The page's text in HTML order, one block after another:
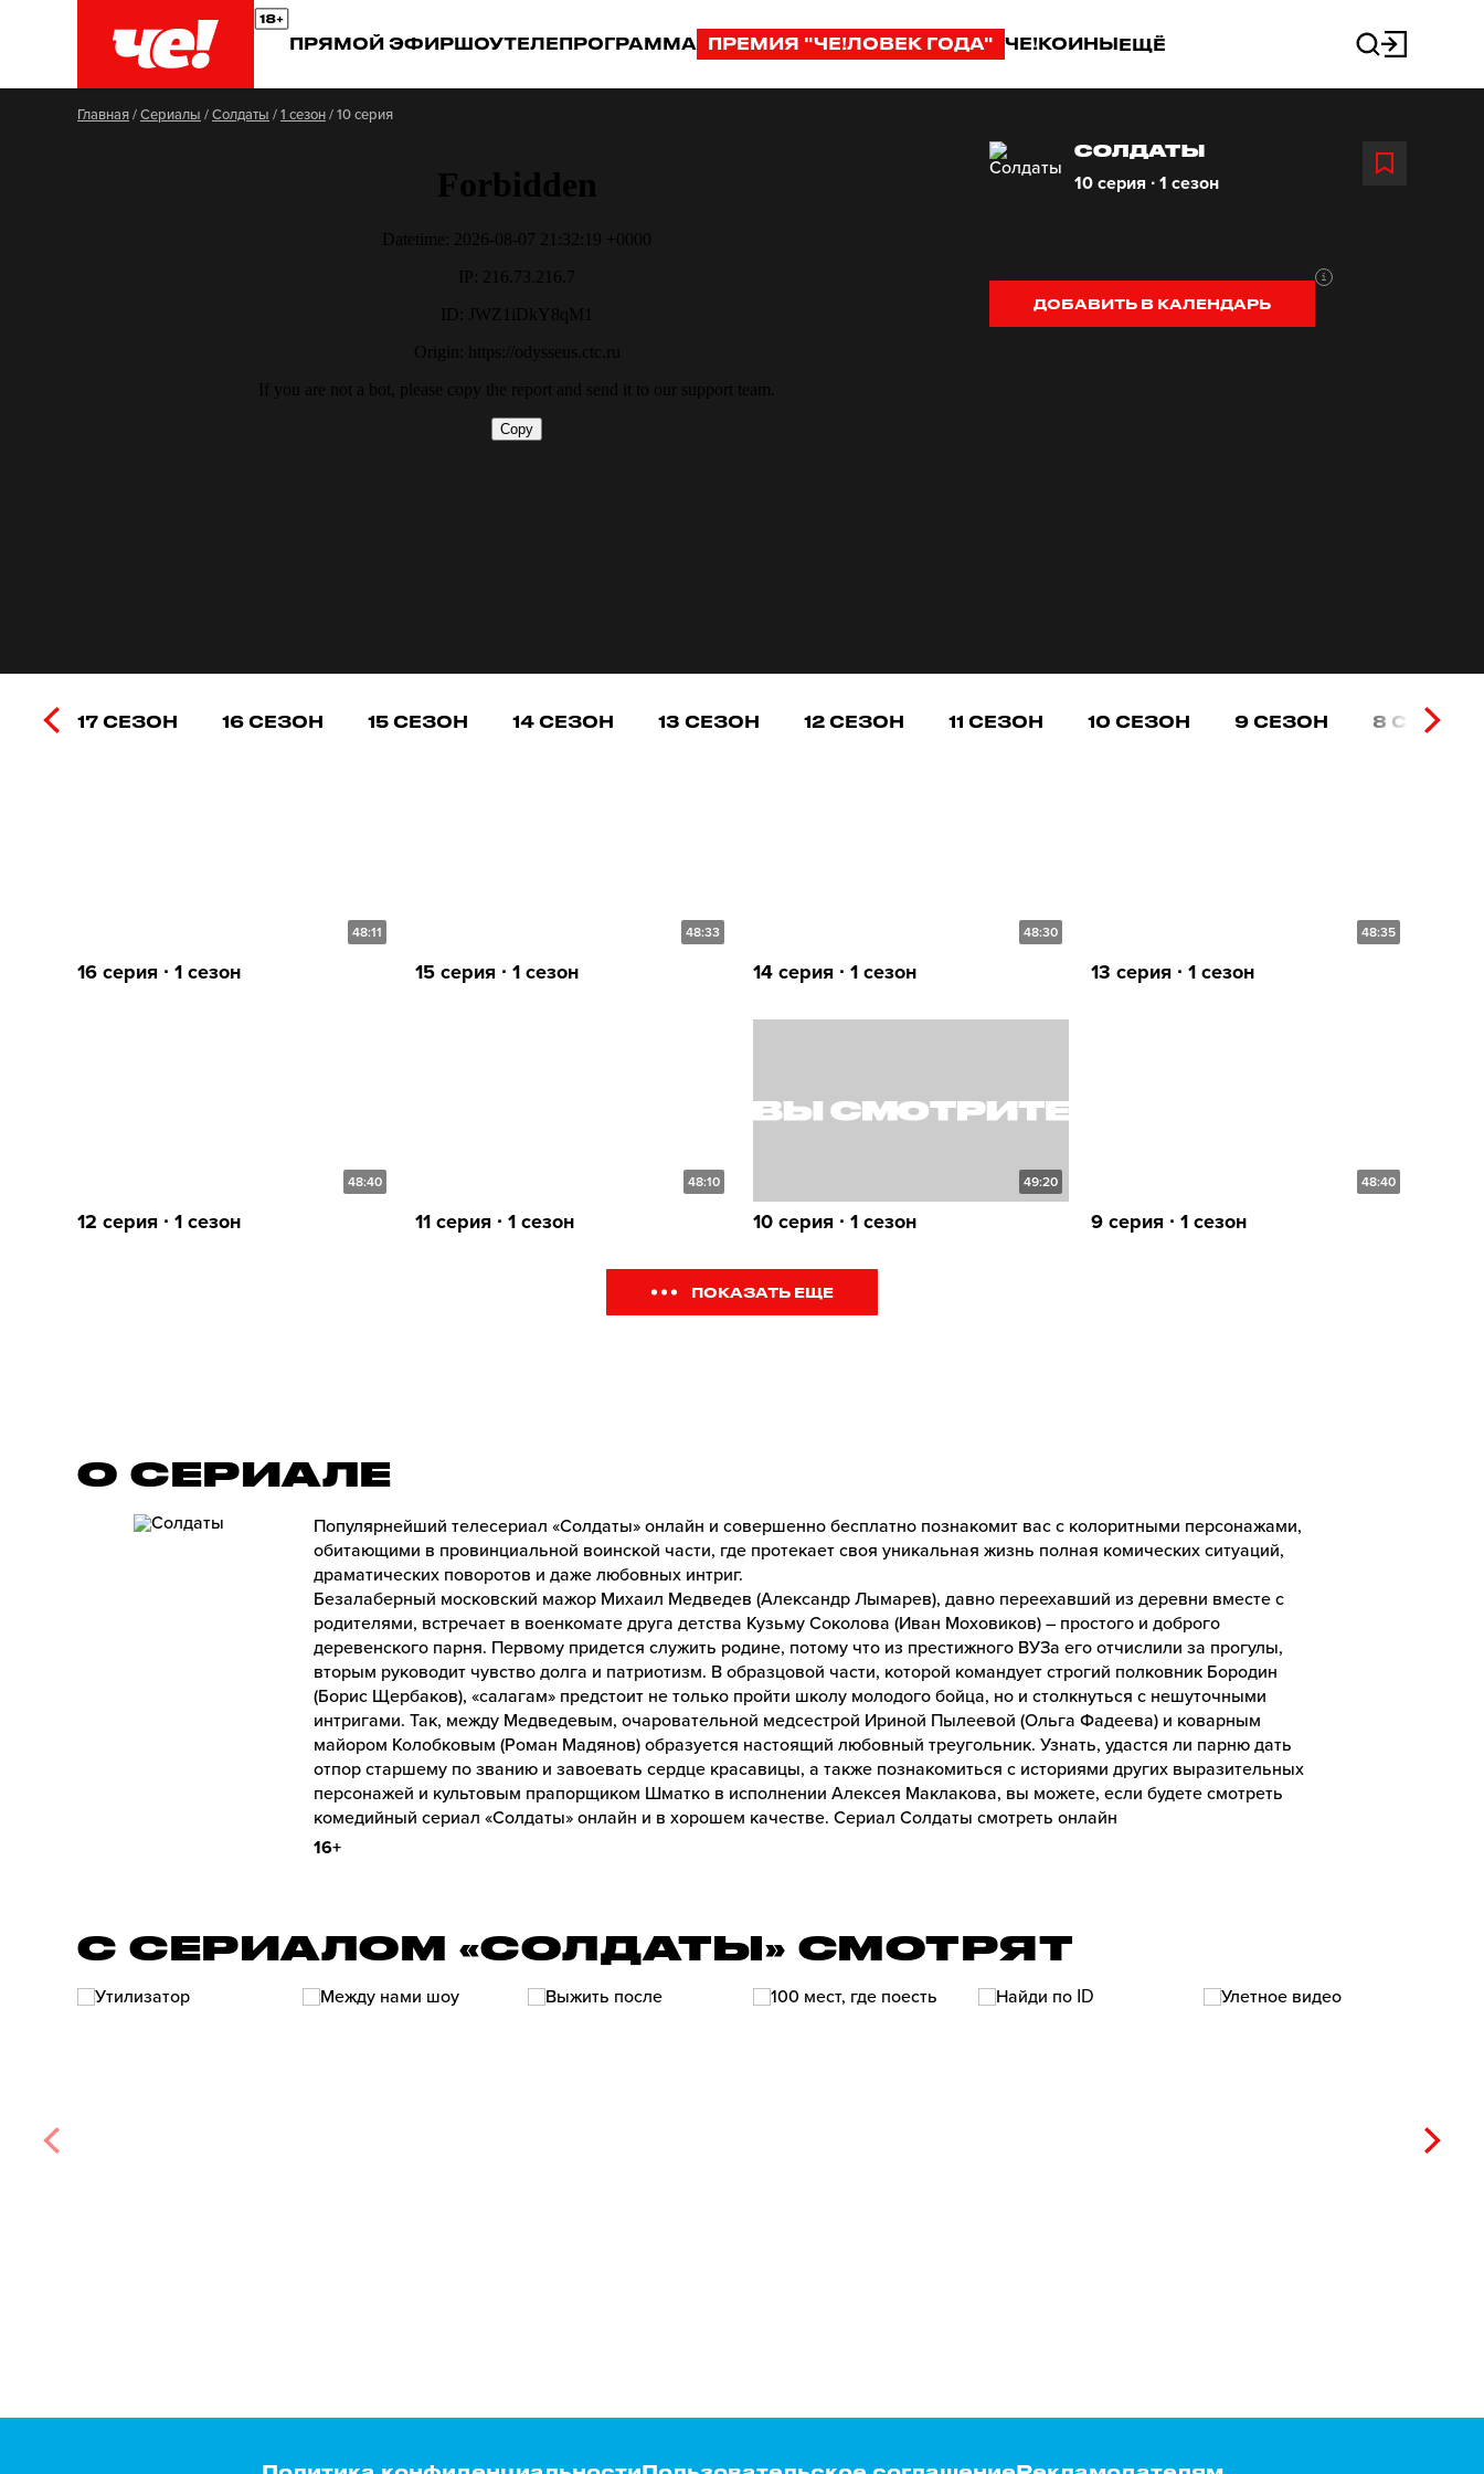
ПРЯМОЙ ЭФИРШОУТЕЛЕПРОГРАММА ПРЕМИЯ "ЧЕ!ЛОВЕК ГОДА" ЧЕ!КОИНЫЕЩЁ
Главная/Сериалы /Солдаты /1 сезон/10 серия
СОЛДАТЫ
10 серия ∙ 1 сезон
ДОБАВИТЬ В КАЛЕНДАРЬ
17 СЕЗОН 16 СЕЗОН 15 СЕЗОН 14 СЕЗОН 13 СЕЗОН 12 СЕЗОН 11 СЕЗОН 10 СЕЗОН 9 СЕЗОН 8 СЕЗОН
48:11
16 серия ∙ 1 сезон
48:33
15 серия ∙ 1 сезон
48:30
14 серия ∙ 1 сезон
48:35
13 серия ∙ 1 сезон
48:40
12 серия ∙ 1 сезон
48:10
11 серия ∙ 1 сезон
49:20
10 серия ∙ 1 сезон
48:40
9 серия ∙ 1 сезон
ПОКАЗАТЬ ЕЩЕ
О СЕРИАЛE
Популярнейший телесериал «Солдаты» онлайн и совершенно бесплатно познакомит вас с колоритными персонажами,
обитающими в провинциальной воинской части, где протекает своя уникальная жизнь полная комических ситуаций,
драматических поворотов и даже любовных интриг.
Безалаберный московский мажор Михаил Медведев (Александр Лымарев), давно переехавший из деревни вместе с
родителями, встречает в военкомате друга детства Кузьму Соколова (Иван Моховиков) – простого и доброго
деревенского парня. Первому придется служить родине, потому что из престижного ВУЗа его отчислили за прогулы,
вторым руководит чувство долга и патриотизм. В образцовой части, которой командует строгий полковник Бородин
(Борис Щербаков), «салагам» предстоит не только пройти школу молодого бойца, но и столкнуться с нешуточными
интригами. Так, между Медведевым, очаровательной медсестрой Ириной Пылеевой (Ольга Фадеева) и коварным
майором Колобковым (Роман Мадянов) образуется настоящий любовный треугольник. Узнать, удастся ли парню дать
отпор старшему по званию и завоевать сердце красавицы, а также познакомиться с историями других выразительных
персонажей и культовым прапорщиком Шматко в исполнении Алексея Маклакова, вы можете, если будете смотреть
комедийный сериал «Солдаты» онлайн и в хорошем качестве. Сериал Солдаты смотреть онлайн
16+
С СЕРИАЛОМ «СОЛДАТЫ» СМОТРЯТ